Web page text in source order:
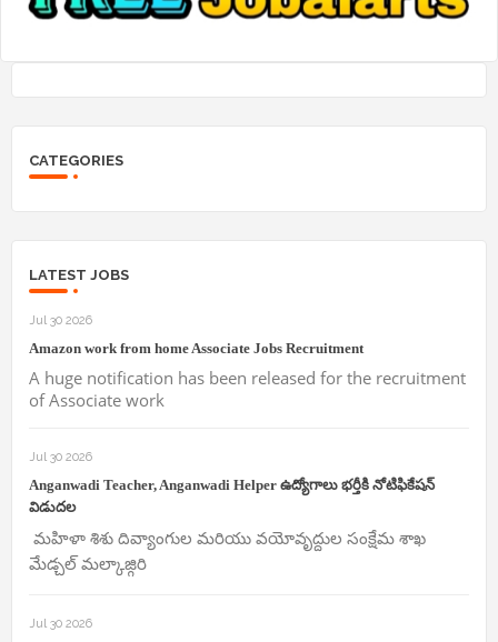
CATEGORIES
LATEST JOBS
Jul 30 2026
Amazon work from home Associate Jobs Recruitment
A huge notification has been released for the recruitment
of Associate work
Jul 30 2026
Anganwadi Teacher, Anganwadi Helper ఉద్యోగాలు భర్తీకి నోటిఫికేషన్
విడుదల
మహిళా శిశు దివ్యాంగుల మరియు వయోవృద్దుల సంక్షేమ శాఖ
మేడ్చల్ మల్కాజ్గిరి
Jul 30 2026